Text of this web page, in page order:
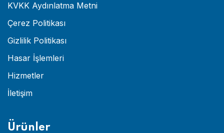
KVKK Aydınlatma Metni
Çerez Politikası
Gizlilik Politikası
Hasar İşlemleri
Hizmetler
İletişim
Ürünler